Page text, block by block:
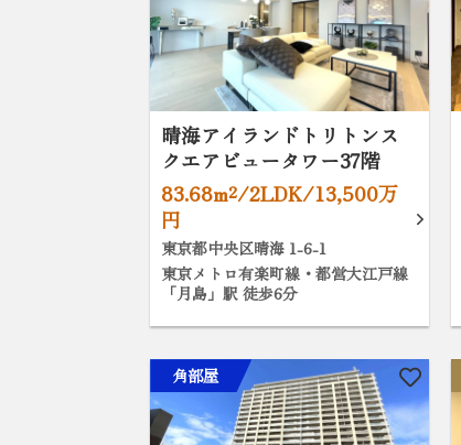
晴海アイランドトリトンス
クエアビュータワー37階
83.68m²/2LDK/13,500万
円
東京都中央区晴海 1-6-1
東京メトロ有楽町線・都営大江戸線
「月島」駅 徒歩6分
角部屋